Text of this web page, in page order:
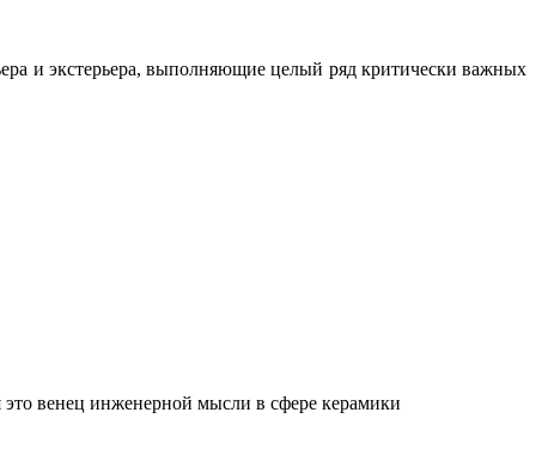
и экстерьера, выполняющие целый ряд критически важных
венец инженерной мысли в сфере керамики